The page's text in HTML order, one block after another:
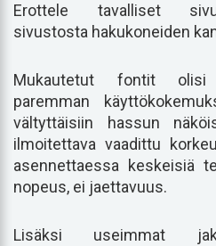
Erottele tavalliset
sivustosta hakukoneiden
Mukautetut fontit olisi
paremman
vältyttäisiin hassun
ilmoitettava vaadittu
asennettaessa keskeisiä
nopeus, ei jaettavuus.
Lisäksi useimmat